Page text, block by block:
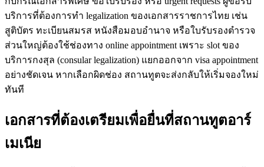
บริการที่ต้องการทำ legalization ของเอกสารราชการไทย เช่น
สูติบัตร ทะเบียนสมรส หนังสือมอบอำนาจ หรือใบรับรองตำรวจ
ส่วนใหญ่ต้องใช้ช่องทาง online appointment เพราะ slot ของ
บริการกงสุล (consular legalization) แยกออกจาก visa appointment
อย่างชัดเจน หากเลือกผิดช่อง สถานทูตจะส่งกลับให้เริ่มจองใหม่
ทันที
เอกสารที่ต้องเตรียมเพื่อยื่นที่สถานทูตอาร์
เมเนีย